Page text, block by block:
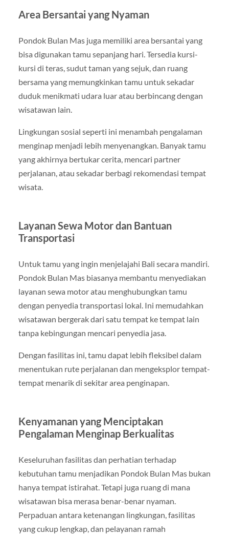
Area Bersantai yang Nyaman
Pondok Bulan Mas juga memiliki area bersantai yang
bisa digunakan tamu sepanjang hari. Tersedia kursi-
kursi di teras, sudut taman yang sejuk, dan ruang
bersama yang memungkinkan tamu untuk sekadar
duduk menikmati udara luar atau berbincang dengan
wisatawan lain.
Lingkungan sosial seperti ini menambah pengalaman
menginap menjadi lebih menyenangkan. Banyak tamu
yang akhirnya bertukar cerita, mencari partner
perjalanan, atau sekadar berbagi rekomendasi tempat
wisata.
Layanan Sewa Motor dan Bantuan
Transportasi
Untuk tamu yang ingin menjelajahi Bali secara mandiri.
Pondok Bulan Mas biasanya membantu menyediakan
layanan sewa motor atau menghubungkan tamu
dengan penyedia transportasi lokal. Ini memudahkan
wisatawan bergerak dari satu tempat ke tempat lain
tanpa kebingungan mencari penyedia jasa.
Dengan fasilitas ini, tamu dapat lebih fleksibel dalam
menentukan rute perjalanan dan mengeksplor tempat-
tempat menarik di sekitar area penginapan.
Kenyamanan yang Menciptakan
Pengalaman Menginap Berkualitas
Keseluruhan fasilitas dan perhatian terhadap
kebutuhan tamu menjadikan Pondok Bulan Mas bukan
hanya tempat istirahat. Tetapi juga ruang di mana
wisatawan bisa merasa benar-benar nyaman.
Perpaduan antara ketenangan lingkungan, fasilitas
yang cukup lengkap, dan pelayanan ramah